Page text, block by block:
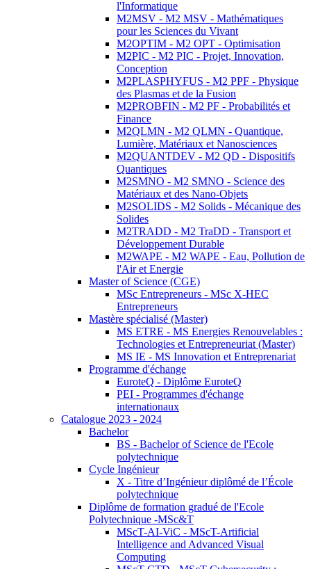
l'Informatique
M2MSV - M2 MSV - Mathématiques
pour les Sciences du Vivant
M2OPTIM - M2 OPT - Optimisation
M2PIC - M2 PIC - Projet, Innovation,
Conception
M2PLASPHYFUS - M2 PPF - Physique
des Plasmas et de la Fusion
M2PROBFIN - M2 PF - Probabilités et
Finance
M2QLMN - M2 QLMN - Quantique,
Lumière, Matériaux et Nanosciences
M2QUANTDEV - M2 QD - Dispositifs
Quantiques
M2SMNO - M2 SMNO - Science des
Matériaux et des Nano-Objets
M2SOLIDS - M2 Solids - Mécanique des
Solides
M2TRADD - M2 TraDD - Transport et
Développement Durable
M2WAPE - M2 WAPE - Eau, Pollution de
l'Air et Energie
Master of Science (CGE)
MSc Entrepreneurs - MSc X-HEC
Entrepreneurs
Mastère spécialisé (Master)
MS ETRE - MS Energies Renouvelables :
Technologies et Entrepreneuriat (Master)
MS IE - MS Innovation et Entreprenariat
Programme d'échange
EuroteQ - Diplôme EuroteQ
PEI - Programmes d'échange
internationaux
Catalogue 2023 - 2024
Bachelor
BS - Bachelor of Science de l'Ecole
polytechnique
Cycle Ingénieur
X - Titre d’Ingénieur diplômé de l’École
polytechnique
Diplôme de formation gradué de l'Ecole
Polytechnique -MSc&T
MScT-AI-ViC - MScT-Artificial
Intelligence and Advanced Visual
Computing